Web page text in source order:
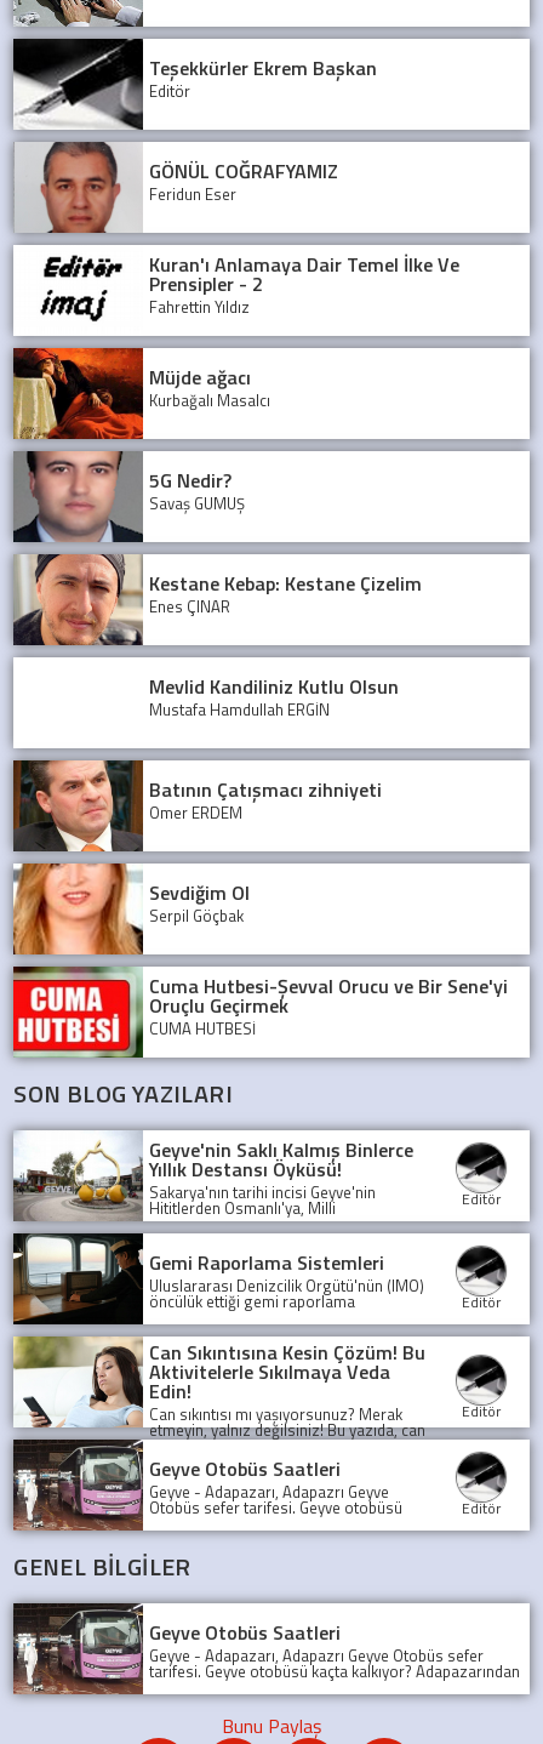
Teşekkürler Ekrem Başkan
Editör
GÖNÜL COĞRAFYAMIZ
Feridun Eser
Kuran'ı Anlamaya Dair Temel İlke Ve
Prensipler - 2
Fahrettin Yıldız
Müjde ağacı
Kurbağalı Masalcı
5G Nedir?
Savaş GÜMÜŞ
Kestane Kebap: Kestane Çizelim
Enes ÇINAR
Mevlid Kandiliniz Kutlu Olsun
Mustafa Hamdullah ERGİN
Batının Çatışmacı zihniyeti
Ömer ERDEM
Sevdiğim Ol
Serpil Göçbak
Cuma Hutbesi-Şevval Orucu ve Bir Sene'yi
Oruçlu Geçirmek
CUMA HUTBESİ
SON BLOG YAZILARI
Geyve'nin Saklı Kalmış Binlerce
Yıllık Destansı Öyküsü!
Sakarya'nın tarihi incisi Geyve'nin
Hititlerden Osmanlı'ya, Milli
Mücadele'den günümüze uzanan
şaşırtıcı öyküsünü keşfedin. Bu binlerce
yıllık medeniyet mozaiği sizi bekliyor!
Editör
Gemi Raporlama Sistemleri
Uluslararası Denizcilik Örgütü'nün (IMO)
öncülük ettiği gemi raporlama
sistemleri, denizlerde güvenliği ve
şeffaflığı artırarak, olası kazaları önlüyor
ve deniz trafiğini düzenliyor.
Editör
Can Sıkıntısına Kesin Çözüm! Bu
Aktivitelerle Sıkılmaya Veda
Edin!
Can sıkıntısı mı yaşıyorsunuz? Merak
etmeyin, yalnız değilsiniz! Bu yazıda, can
sıkıntısını yenmek için birbirinden
eğlenceli ve yaratıcı aktiviteleri
keşfedeceksiniz.
Editör
Geyve Otobüs Saatleri
Geyve - Adapazarı, Adapazrı Geyve
Otobüs sefer tarifesi. Geyve otobüsü
kaçta kalkıyor? Adapazarından son
Geyve Otobüsü, Sefer tarifesi, geyve
koop otobüs
Editör
GENEL BİLGİLER
Geyve Otobüs Saatleri
Geyve - Adapazarı, Adapazrı Geyve Otobüs sefer
tarifesi. Geyve otobüsü kaçta kalkıyor? Adapazarından
son Geyve Otobüsü, Sefer tarifesi, geyve koop otobüs